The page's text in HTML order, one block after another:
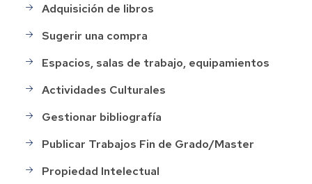
Adquisición de libros
Sugerir una compra
Espacios, salas de trabajo, equipamientos
Actividades Culturales
Gestionar bibliografía
Publicar Trabajos Fin de Grado/Master
Propiedad Intelectual